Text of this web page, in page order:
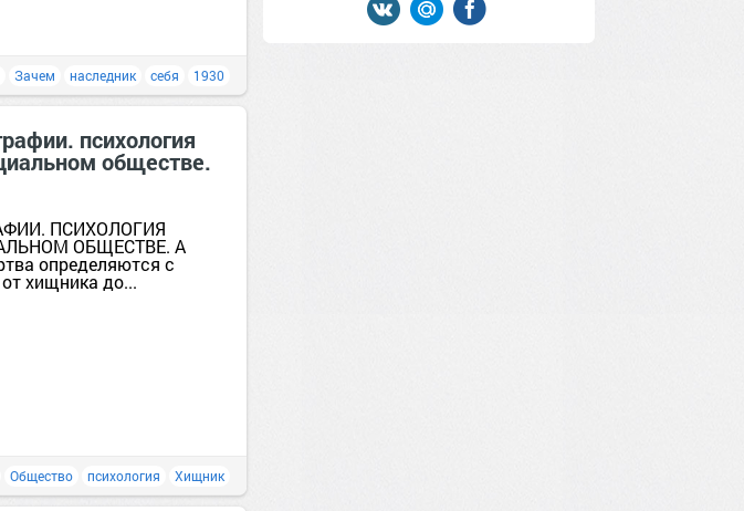
Зачем наследник себя 1930
психология
обществе.
ПСИХОЛОГИЯ
ОБЩЕСТВЕ. А
определяются с
хищника до...
Общество психология Хищник